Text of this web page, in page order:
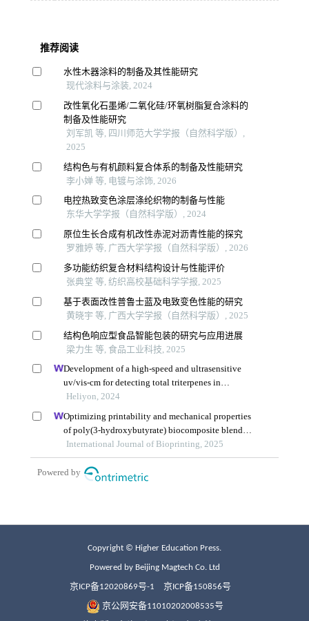
Copyright © Higher Education Press.
Powered by Beijing Magtech Co. Ltd
京ICP备12020869号-1 京ICP备150856号
京公网安备11010202008535号